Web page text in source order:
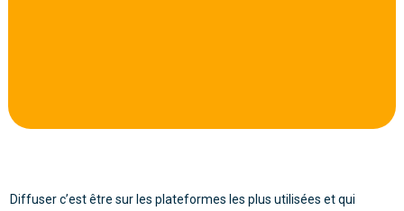
Diffuser c’est être sur les plateformes les plus utilisées et qui